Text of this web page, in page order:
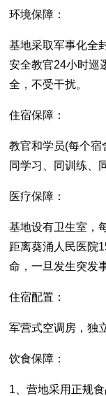
环境保障：
基地采取军事化全
安全教官24小时巡
全，不受干扰。
住宿保障：
教官和学员(每个宿
同学习、同训练、
医疗保障：
基地设有卫生室，
距离葵涌人民医院
命，一旦发生突发
住宿配置：
军营式空调房，独
饮食保障：
1、营地采用正规